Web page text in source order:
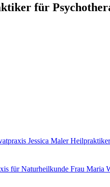
für
Jessica Maler
für Naturheilkunde Frau Maria